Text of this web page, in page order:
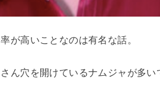
が高いことなのは有名な話。
ん穴を開けているナムジャが多い